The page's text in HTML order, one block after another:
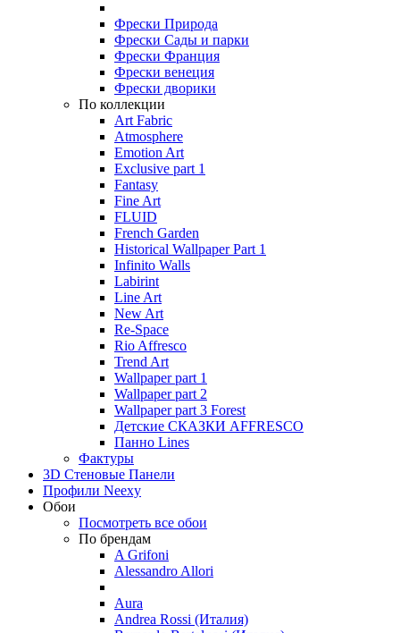
Фрески Природа
Фрески Сады и парки
Фрески Франция
Фрески венеция
Фрески дворики
По коллекции
Art Fabric
Atmosphere
Emotion Art
Exclusive part 1
Fantasy
Fine Art
FLUID
French Garden
Historical Wallpaper Part 1
Infinito Walls
Labirint
Line Art
New Art
Re-Space
Rio Affresco
Trend Art
Wallpaper part 1
Wallpaper part 2
Wallpaper part 3 Forest
Детские СКАЗКИ AFFRESCO
Панно Lines
Фактуры
3D Стеновые Панели
Профили Neexy
Обои
Посмотреть все обои
По брендам
A Grifoni
Alessandro Allori
Aura
Andrea Rossi (Италия)